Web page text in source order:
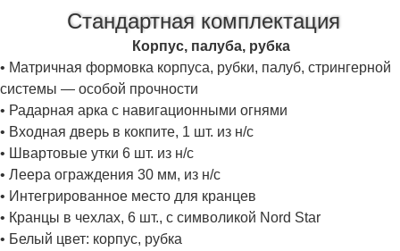
Стандартная комплектация
Корпус, палуба, рубка
• Матричная формовка корпуса, рубки, палуб, стрингерной
системы — особой прочности
• Радарная арка с навигационными огнями
• Входная дверь в кокпите, 1 шт. из н/с
• Швартовые утки 6 шт. из н/с
• Леера ограждения 30 мм, из н/с
• Интегрированное место для кранцев
• Кранцы в чехлах, 6 шт., с символикой Nord Star
• Белый цвет: корпус, рубка